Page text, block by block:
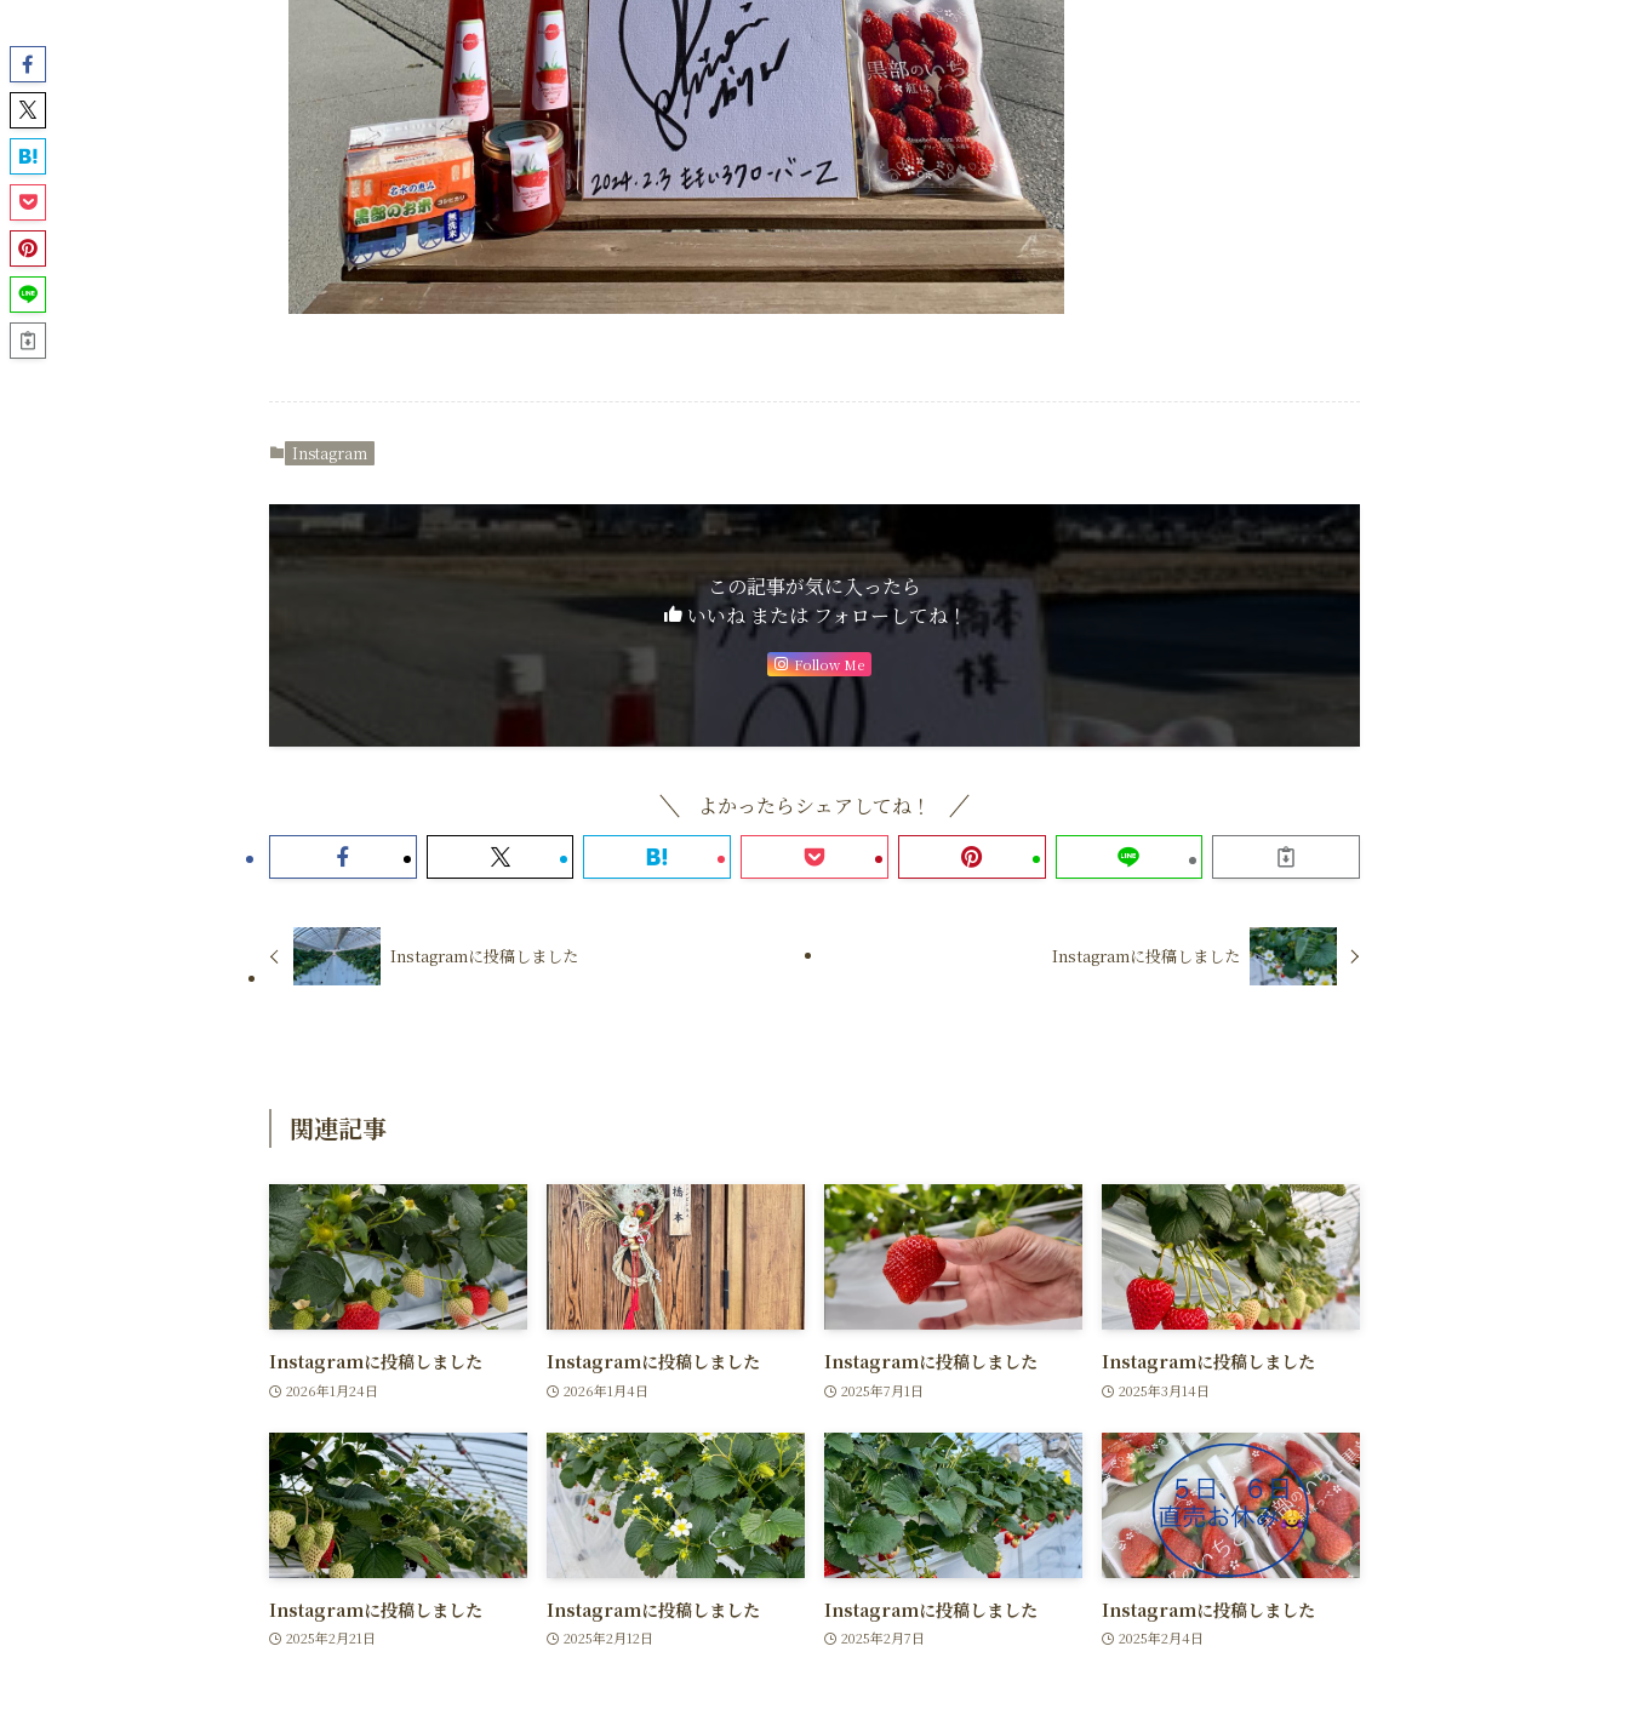
Instagram
この記事が気に入ったら
いいね または フォローしてね！
Follow Me
よかったらシェアしてね！
Instagramに投稿しました Instagramに投稿しました
関連記事
Instagramに投稿しました
2026年1月24日
Instagramに投稿しました
2026年1月4日
Instagramに投稿しました
2025年7月1日
Instagramに投稿しました
2025年3月14日
Instagramに投稿しました
2025年2月21日
Instagramに投稿しました
2025年2月12日
Instagramに投稿しました
2025年2月7日
Instagramに投稿しました
2025年2月4日